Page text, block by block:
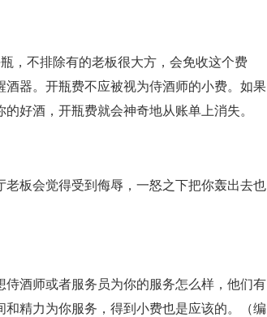
，不排除有的老板很大方，会免收这个费
器。开瓶费不应被视为侍酒师的小费。如果
好酒，开瓶费就会神奇地从账单上消失。
板会觉得受到侮辱，一怒之下把你轰出去也
酒师或者服务员为你的服务怎么样，他们有
精力为你服务，得到小费也是应该的。（编